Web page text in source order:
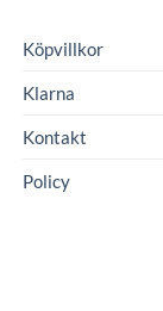
Köpvillkor
Klarna
Kontakt
Policy